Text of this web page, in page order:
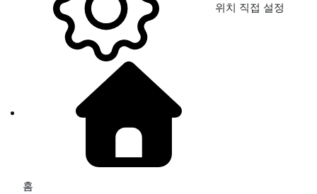
위치 직접 설정
홈